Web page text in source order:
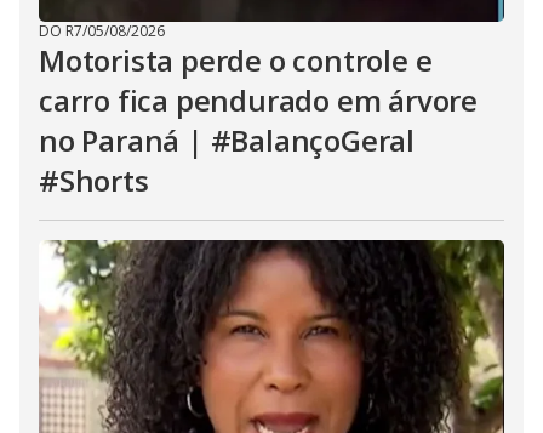
DO R7/05/08/2026
Motorista perde o controle e
carro fica pendurado em árvore
no Paraná | #BalançoGeral
#Shorts